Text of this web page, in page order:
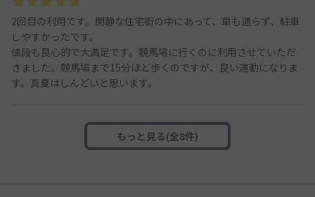
2回目の利用です。閑静な住宅街の中にあって、車も通らず、駐車
しやすかったです。
値段も良心的で大満足です。競馬場に行くのに利用させていただ
きました。競馬場まで15分ほど歩くのですが、良い運動になりま
す。真夏はしんどいと思います。
もっと見る(全8件)